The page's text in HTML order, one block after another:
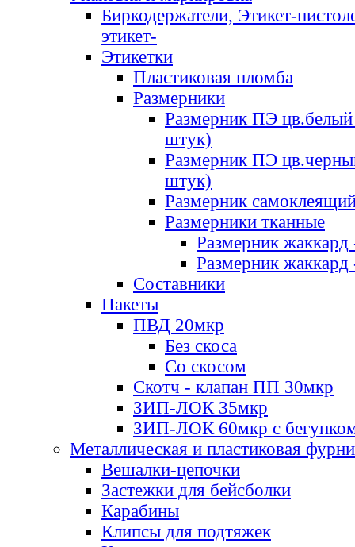
Биркодержатели, Этикет-
этикет-
Этикетки
Пластиковая пломба
Размерники
Размерник ПЭ цв.белый
штук)
Размерник ПЭ
штук)
Размерник
Размерники тканные
Размерник
Размерник
Составники
Пакеты
ПВД 20мкр
Без скоса
Со скосом
Скотч - клапан ПП 30мкр
ЗИП-ЛОК 35мкр
ЗИП-ЛОК 60мкр с
Металлическая и пластиковая
Вешалки-цепочки
Застежки для бейсболки
Карабины
Клипсы для подтяжек